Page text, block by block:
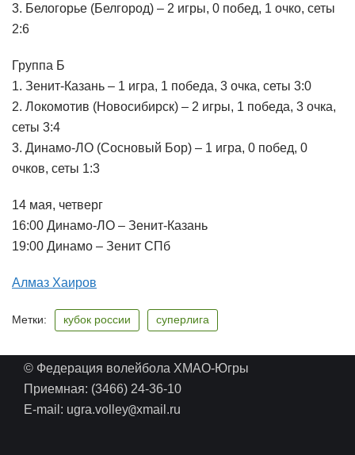
3. Белогорье (Белгород) – 2 игры, 0 побед, 1 очко, сеты
2:6
Группа Б
1. Зенит-Казань – 1 игра, 1 победа, 3 очка, сеты 3:0
2. Локомотив (Новосибирск) – 2 игры, 1 победа, 3 очка,
сеты 3:4
3. Динамо-ЛО (Сосновый Бор) – 1 игра, 0 побед, 0
очков, сеты 1:3
14 мая, четверг
16:00 Динамо-ЛО – Зенит-Казань
19:00 Динамо – Зенит СПб
Алмаз Хаиров
Метки: кубок россии суперлига
© Федерация волейбола ХМАО-Югры
Приемная: (3466) 24-36-10
E-mail: ugra.volley@xmail.ru